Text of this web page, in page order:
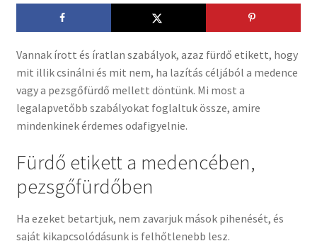
Vannak írott és íratlan szabályok, azaz fürdő etikett, hogy
mit illik csinálni és mit nem, ha lazítás céljából a medence
vagy a pezsgőfürdő mellett döntünk. Mi most a
legalapvetőbb szabályokat foglaltuk össze, amire
mindenkinek érdemes odafigyelnie.
Fürdő etikett a medencében,
pezsgőfürdőben
Ha ezeket betartjuk, nem zavarjuk mások pihenését, és
saját kikapcsolódásunk is felhőtlenebb lesz.